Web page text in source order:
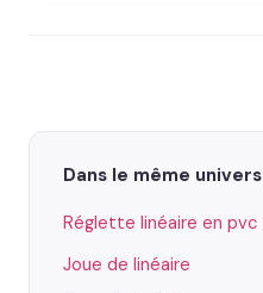
Dans le même univers
Réglette linéaire en pvc
Joue de linéaire